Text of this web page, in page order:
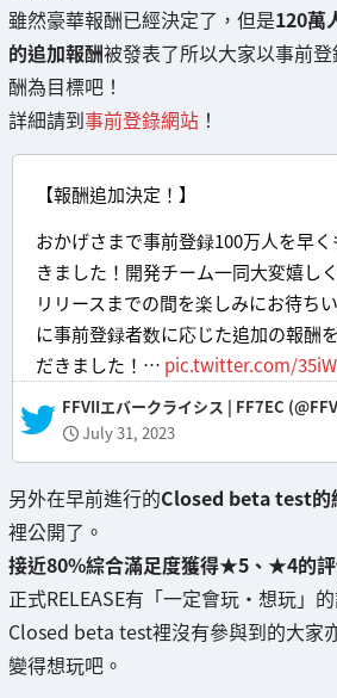
雖然豪華報酬已經決定了，但是120萬
的追加報酬被發表了所以大家以事前
酬為目標吧！
詳細請到事前登錄網站 ！
【報酬追加決定！】
おかげさまで事前登録100万人を早
きました！開発チーム一同大変嬉し
リリースまでの間を楽しみにお待ち
に事前登録者数に応じた追加の報酬
だきました！… pic.twitter.com/
— FFVIIエバークライシス | FF7EC
July 31, 2023
另外在早前進行的Closed beta test的
裡公開了。
接近80%綜合滿足度獲得★5、★4的
正式RELEASE有「一定會玩・想玩」的
Closed beta test裡沒有參與到的大家
變得想玩吧。